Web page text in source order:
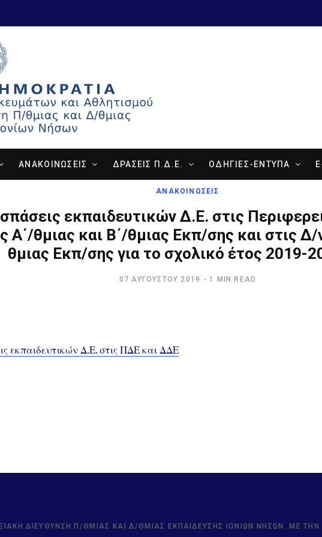
ΑΝΑΚΟΙΝΩΣΕΙΣ ΔΡΑΣΕΙΣ Π.Δ.Ε. ΟΔΗΓΙΕΣ-ΕΝΤΥΠΑ
ΑΝΑΚΟΙΝΩΣΕΙΣ
εκπαιδευτικών Δ.Ε. στις
Α΄/θμιας και Β΄/θμιας Εκπ/σης και στις Δ/
θμιας Εκπ/σης για το σχολικό έτος 2019-
07 ΑΥΓΟΎΣΤΟΥ 2019 1 MIN READ
εκπαιδευτικών Δ.Ε. στις ΠΔΕ και ΔΔΕ
ΔΙΕΎΘΥΝΣΗ Π/ΘΜΙΑΣ ΚΑΙ Δ/ΘΜΙΑΣ ΕΚΠΑΊΔΕΥΣΗΣ ΙΟΝΊΩΝ ΝΉΣΩΝ. ΜΕ